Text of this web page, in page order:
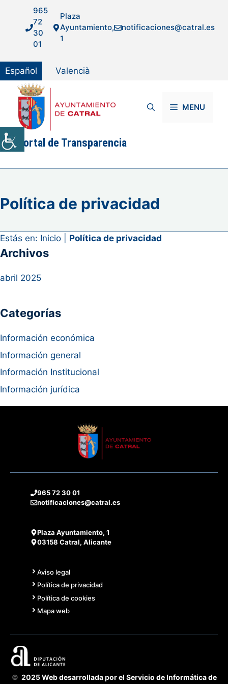
contenido
965
72
30
01
Plaza
Ayuntamiento,
1
notificaciones@catral.es
Español Valencià
MENU
Portal de Transparencia
Política de privacidad
Estás en: Inicio Política de privacidad
Archivos
abril 2025
Categorías
Información económica
Información general
Información Institucional
Información jurídica
965 72 30 01
notificaciones@catral.es
Plaza Ayuntamiento, 1
03158 Catral, Alicante
Aviso legal
Política de privacidad
Política de cookies
Mapa web
© 2025 Web desarrollada por el Servicio de Informática de